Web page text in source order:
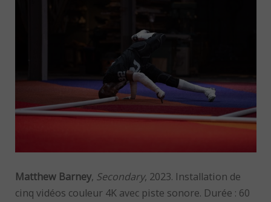
Matthew Barney, Secondary, 2023. Installation de
cinq vidéos couleur 4K avec piste sonore. Durée : 60